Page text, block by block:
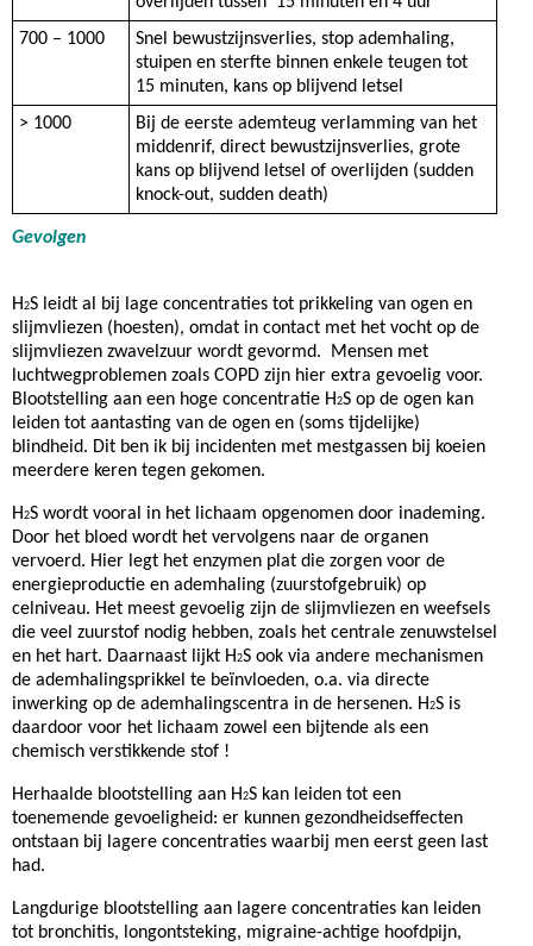
700 – 1000
Snel bewustzijnsverlies, stop ademhaling,
stuipen en sterfte binnen enkele teugen tot
15 minuten, kans op blijvend letsel
> 1000
Bij de eerste ademteug verlamming van het
middenrif, direct bewustzijnsverlies, grote
kans op blijvend letsel of overlijden (sudden
knock-out, sudden death)
Gevolgen
H2S leidt al bij lage concentraties tot prikkeling van ogen en
slijmvliezen (hoesten), omdat in contact met het vocht op de
slijmvliezen zwavelzuur wordt gevormd. Mensen met
luchtwegproblemen zoals COPD zijn hier extra gevoelig voor.
Blootstelling aan een hoge concentratie H2S op de ogen kan
leiden tot aantasting van de ogen en (soms tijdelijke)
blindheid. Dit ben ik bij incidenten met mestgassen bij koeien
meerdere keren tegen gekomen.
H2S wordt vooral in het lichaam opgenomen door inademing.
Door het bloed wordt het vervolgens naar de organen
vervoerd. Hier legt het enzymen plat die zorgen voor de
energieproductie en ademhaling (zuurstofgebruik) op
celniveau. Het meest gevoelig zijn de slijmvliezen en weefsels
die veel zuurstof nodig hebben, zoals het centrale zenuwstelsel
en het hart. Daarnaast lijkt H2S ook via andere mechanismen
de ademhalingsprikkel te beïnvloeden, o.a. via directe
inwerking op de ademhalingscentra in de hersenen. H2S is
daardoor voor het lichaam zowel een bijtende als een
chemisch verstikkende stof !
Herhaalde blootstelling aan H2S kan leiden tot een
toenemende gevoeligheid: er kunnen gezondheidseffecten
ontstaan bij lagere concentraties waarbij men eerst geen last
had.
Langdurige blootstelling aan lagere concentraties kan leiden
tot bronchitis, longontsteking, migraine-achtige hoofdpijn,